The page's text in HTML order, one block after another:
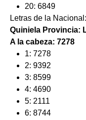
20: 6849
Letras de la Nacional:
Quiniela Provincia:
A la cabeza: 7278
1: 7278
2: 9392
3: 8599
4: 4690
5: 2111
6: 8744